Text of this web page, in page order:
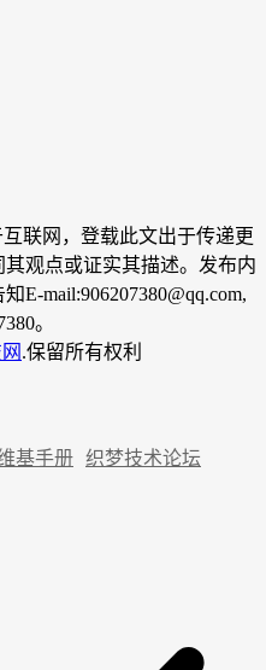
联网，登载此文出于传递更
观点或证实其描述。发布内
E-mail:906207380@qq.com,
。
.保留所有权利
基手册 织梦技术论坛